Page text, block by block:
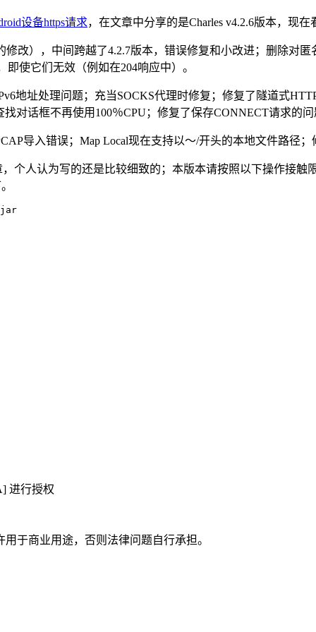
设备https请求，在文章中分享的是Charles v4.2.6版本，现
改），中间跨越了4.2.7版本，错误修复和小改进；删除对
使它们无效（例如在204响应中）。
地址处理问题；充当SOCKS代理时修复；修复了隧道式
对话框不再使用100％CPU；修复了保存CONNECT请求的
导入错误；Map Local现在支持以〜/开头的本地文件路径；
个人认为写的还是比较细致的；本版本请按照以下操作接触
进行授权
于商业用途，否则法律问题自行承担。